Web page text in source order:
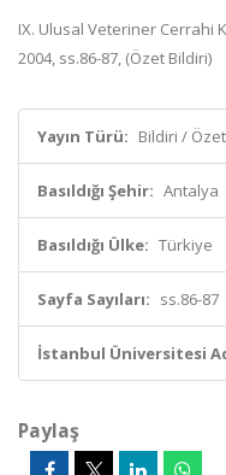
IX. Ulusal Veteriner Cerrahi
2004, ss.86-87, (Özet Bildiri)
Yayın Türü: Bildiri /
Basıldığı Şehir: Antalya
Basıldığı Ülke: Türkiye
Sayfa Sayıları: ss.86-87
İstanbul Üniversitesi
Paylaş